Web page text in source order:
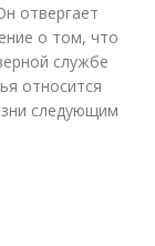
отвергает
о том, что
службе
относится
следующим